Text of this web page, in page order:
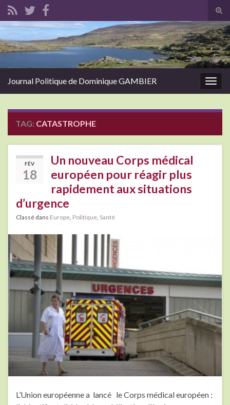
Search for:
Journal Politique de Dominique GAMBIER
TAG: CATASTROPHE
FÉV
18
Un nouveau Corps médical
européen pour réagir plus
rapidement aux situations
d’urgence
Classé dans Europe Politique Santé
L’Union européenne a lancé le Corps médical européen :